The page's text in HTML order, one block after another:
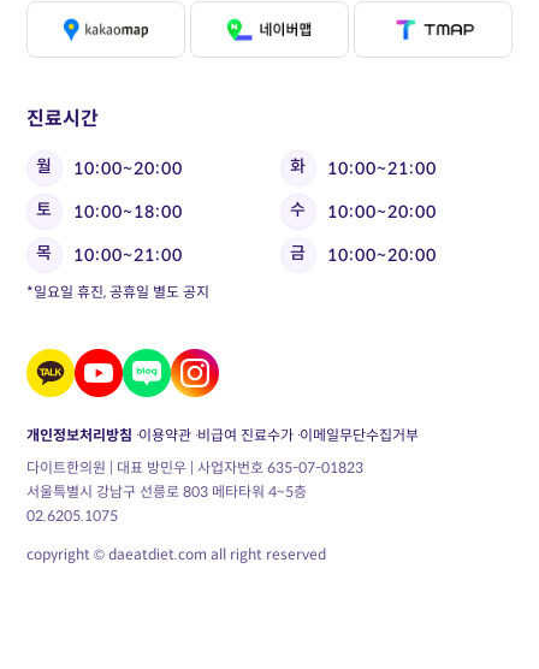
진료시간
월 10:00~20:00 화
10:00~21:00
토
10:00~18:00 수
10:00~20:00
목
10:00~21:00 금 10:00~20:00
*일요일 휴진, 공휴일 별도 공지
개인정보처리방침 이용약관 비급여 진료수가 이메일무단수집거부
다이트한의원 | 대표 방민우 | 사업자번호 635-07-01823
서울특별시 강남구 선릉로 803 메타타워 4~5층
02.6205.1075
copyright © daeatdiet.com all right reserved